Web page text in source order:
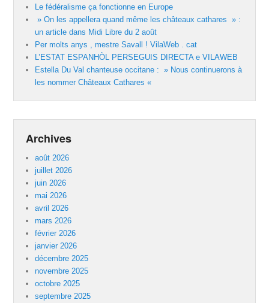
Le fédéralisme ça fonctionne en Europe
» On les appellera quand même les châteaux cathares » :
un article dans Midi Libre du 2 août
Per molts anys , mestre Savall ! VilaWeb . cat
L’ESTAT ESPANHÒL PERSEGUIS DIRECTA e VILAWEB
Estella Du Val chanteuse occitane : » Nous continuerons à
les nommer Châteaux Cathares «
Archives
août 2026
juillet 2026
juin 2026
mai 2026
avril 2026
mars 2026
février 2026
janvier 2026
décembre 2025
novembre 2025
octobre 2025
septembre 2025